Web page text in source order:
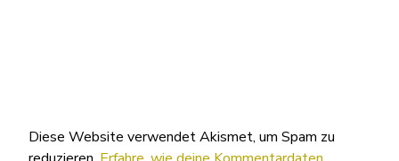
Diese Website verwendet Akismet, um Spam zu